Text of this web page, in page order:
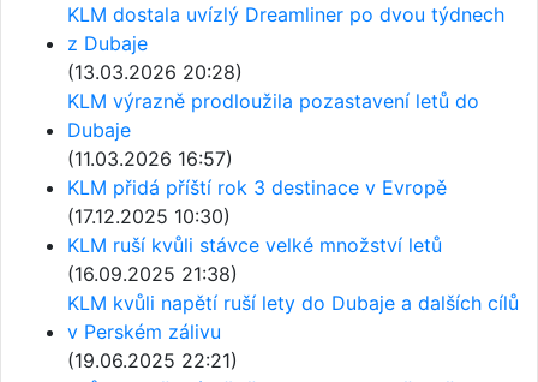
KLM dostala uvízlý Dreamliner po dvou týdnech
z Dubaje
(13.03.2026 20:28)
KLM výrazně prodloužila pozastavení letů do
Dubaje
(11.03.2026 16:57)
KLM přidá příští rok 3 destinace v Evropě
(17.12.2025 10:30)
KLM ruší kvůli stávce velké množství letů
(16.09.2025 21:38)
KLM kvůli napětí ruší lety do Dubaje a dalších cílů
v Perském zálivu
(19.06.2025 22:21)